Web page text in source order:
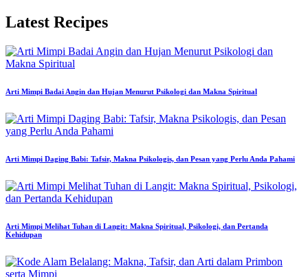
Latest Recipes
Arti Mimpi Badai Angin dan Hujan Menurut Psikologi dan Makna Spiritual
Arti Mimpi Daging Babi: Tafsir, Makna Psikologis, dan Pesan yang Perlu Anda Pahami
Arti Mimpi Melihat Tuhan di Langit: Makna Spiritual, Psikologi, dan Pertanda
Kehidupan